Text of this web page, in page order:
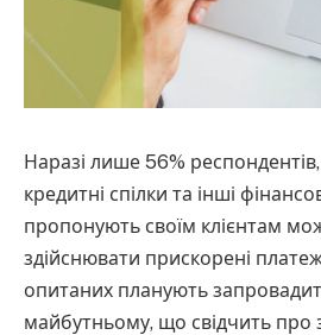
Наразі лише 56%
кредитні спілки та інші
пропонують своїм клієнтам
здійснювати прискорені
опитаних планують
майбутньому, що свідчить про